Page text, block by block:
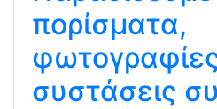
πορίσματα,
συστάσεις